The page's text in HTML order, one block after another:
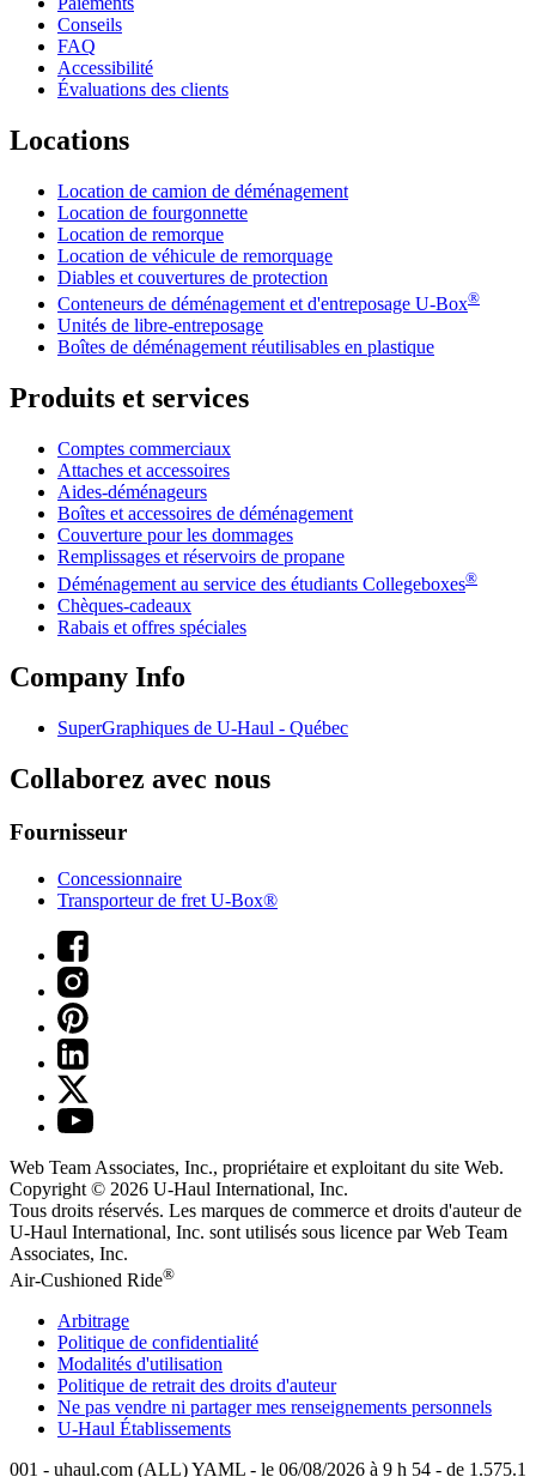
Conseils
FAQ
Accessibilité
Évaluations des clients
Locations
Location de camion de déménagement
Location de fourgonnette
Location de remorque
Location de véhicule de remorquage
Diables et couvertures de protection
Conteneurs de déménagement et d'entreposage U-Box®
Unités de libre-entreposage
Boîtes de déménagement réutilisables en plastique
Produits et services
Comptes commerciaux
Attaches et accessoires
Aides-déménageurs
Boîtes et accessoires de déménagement
Couverture pour les dommages
Remplissages et réservoirs de propane
Déménagement au service des étudiants Collegeboxes®
Chèques-cadeaux
Rabais et offres spéciales
Company Info
SuperGraphiques de U-Haul - Québec
Collaborez avec nous
Fournisseur
Concessionnaire
Transporteur de fret U-Box®
Web Team Associates, Inc., propriétaire et exploitant du site Web.
Copyright © 2026 U-Haul International, Inc.
Tous droits réservés. Les marques de commerce et droits d'auteur de
U-Haul International, Inc. sont utilisés sous licence par Web Team
Associates, Inc.
Air-Cushioned Ride®
Arbitrage
Politique de confidentialité
Modalités d'utilisation
Politique de retrait des droits d'auteur
Ne pas vendre ni partager mes renseignements personnels
U-Haul Établissements
001 - uhaul.com (ALL) YAML - le 06/08/2026 à 9 h 54 - de 1.575.1